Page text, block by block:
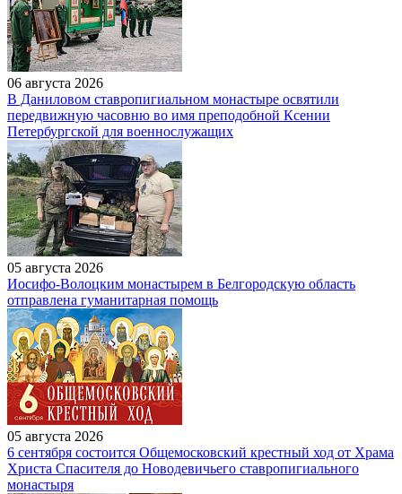
06 августа 2026
В Даниловом ставропигиальном монастыре освятили
передвижную часовню во имя преподобной Ксении
Петербургской для военнослужащих
05 августа 2026
Иосифо-Волоцким монастырем в Белгородскую область
отправлена гуманитарная помощь
05 августа 2026
6 сентября состоится Общемосковский крестный ход от Храма
Христа Спасителя до Новодевичьего ставропигиального
монастыря